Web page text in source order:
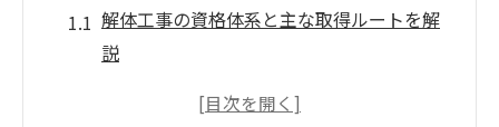
解体工事の資格体系と主な取得ルートを解
説
解体工事責任者が押さえるべき登録要件と